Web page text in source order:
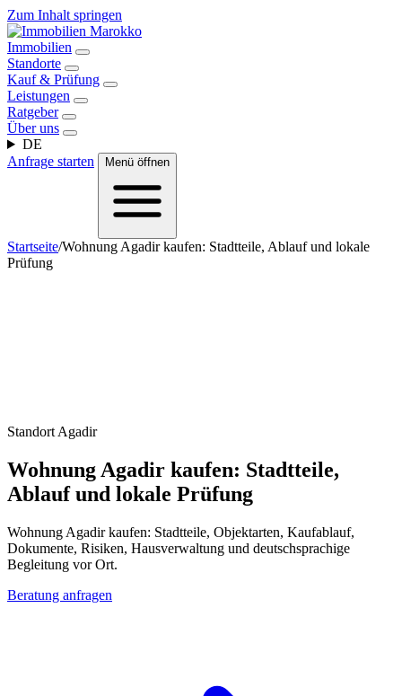
Zum Inhalt springen
Immobilien
Standorte
Kauf & Prüfung
Leistungen
Ratgeber
Über uns
DE
Anfrage starten
Menü öffnen
Startseite/Wohnung Agadir kaufen: Stadtteile, Ablauf und lokale
Prüfung
Standort Agadir
Wohnung Agadir kaufen: Stadtteile,
Ablauf und lokale Prüfung
Wohnung Agadir kaufen: Stadtteile, Objektarten, Kaufablauf,
Dokumente, Risiken, Hausverwaltung und deutschsprachige
Begleitung vor Ort.
Beratung anfragen